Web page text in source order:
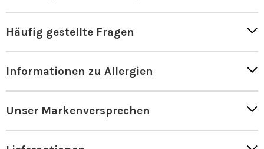
Häufig gestellte Fragen
Informationen zu Allergien
Unser Markenversprechen